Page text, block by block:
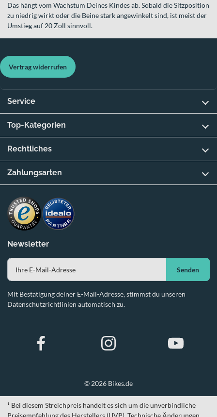
Das hängt vom Wachstum Deines Kindes ab. Sobald die Sitzposition
zu niedrig wirkt oder die Beine stark angewinkelt sind, ist meist der
Umstieg auf 20 Zoll sinnvoll.
Newsletter
Senden
Mit Bestätigung deiner E-Mail-Adresse, stimmst du unseren
Datenschutzrichtlinien automatisch zu.
Vertrag widerrufen
Service
Top-Kategorien
Rechtliches
Zahlungsarten
© 2026 Bikes.de
¹ Bei diesem Streichpreis handelt es sich um die unverbindliche
Preisempfehlung des Herstellers (UVP). Technische Änderungen,